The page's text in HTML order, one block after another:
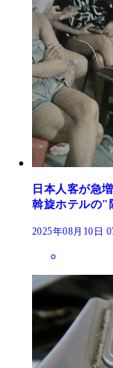
日本人客が急
斡旋ホテルの"
2025年08月10日